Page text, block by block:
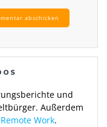
und
Außerdem
Remote Work.